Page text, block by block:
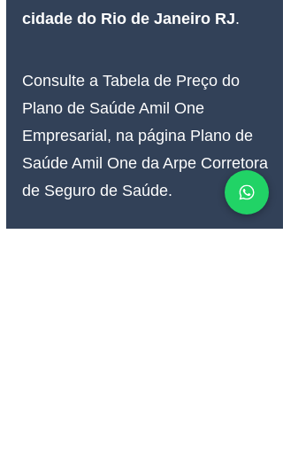
cidade do Rio de Janeiro RJ.
Consulte a Tabela de Preço do
Plano de Saúde Amil One
Empresarial, na página Plano de
Saúde Amil One da Arpe Corretora
de Seguro de Saúde.